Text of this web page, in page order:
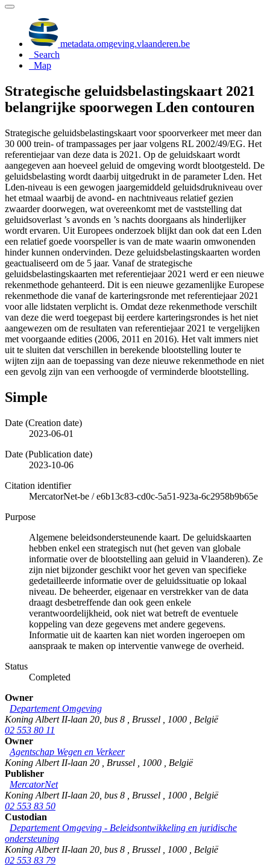
metadata.omgeving.vlaanderen.be
Search
Map
Strategische geluidsbelastingskaart 2021
belangrijke spoorwegen Lden contouren
Strategische geluidsbelastingskaart voor spoorverkeer met meer dan
30 000 trein- of trampassages per jaar volgens RL 2002/49/EG. Het
referentiejaar van deze data is 2021. Op de geluidskaart wordt
aangegeven aan hoeveel geluid de omgeving wordt blootgesteld. De
geluidsbelasting wordt daarbij uitgedrukt in de parameter Lden. Het
Lden-niveau is een gewogen jaargemiddeld geluidsdrukniveau over
het etmaal waarbij de avond- en nachtniveaus relatief gezien
zwaarder doorwegen, wat overeenkomt met de vaststelling dat
geluidsoverlast ’s avonds en ’s nachts doorgaans als hinderlijker
wordt ervaren. Uit Europees onderzoek blijkt dan ook dat een Lden
een relatief goede voorspeller is van de mate waarin omwonenden
hinder kunnen ondervinden. Deze geluidsbelastingskaarten worden
geactualiseerd om de 5 jaar. Vanaf de strategische
geluidsbelastingskaarten met referentiejaar 2021 werd er een nieuwe
rekenmethode gehanteerd. Dit is een nieuwe gezamenlijke Europese
rekenmethode die vanaf de karteringsronde met referentiejaar 2021
voor alle lidstaten verplicht is. Omdat deze rekenmethode verschilt
van deze die werd toegepast bij eerdere karteringsrondes is het niet
aangewezen om de resultaten van referentiejaar 2021 te vergelijken
met voorgaande edities (2006, 2011 en 2016). Het valt immers niet
uit te sluiten dat verschillen in berekende blootstelling louter te
wijten zijn aan de toepassing van deze nieuwe rekenmethode en niet
een gevolg zijn van een verhoogde of verminderde blootstelling.
Simple
Date (Creation date)
2023-06-01
Date (Publication date)
2023-10-06
Citation identifier
MercatorNet-be /e6b13c83-cd0c-5a51-923a-6c2958b9b65e
Purpose
Algemene beleidsondersteunende kaart. De geluidskaarten
hebben enkel een strategisch nut (het geven van globale
informatie over de blootstelling aan geluid in Vlaanderen). Ze
zijn niet bijzonder geschikt voor het geven van specifieke
gedetailleerde informatie over de geluidssituatie op lokaal
niveau. De beheerder, eigenaar en verstrekker van de data
draagt desbetreffende dan ook geen enkele
verantwoordelijkheid, ook niet wat betreft de eventuele
koppeling van deze gegevens met andere gegevens.
Informatie uit de kaarten kan niet worden ingeroepen om
aanspraak te maken op interventie vanwege de overheid.
Status
Completed
Owner
Departement Omgeving
Koning Albert II-laan 20, bus 8
Brussel 1000
België
02 553 80 11
Owner
Agentschap Wegen en Verkeer
Koning Albert II-laan 20
Brussel 1000
België
Publisher
MercatorNet
Koning Albert II-laan 20, bus 8
Brussel 1000
België
02 553 83 50
Custodian
Departement Omgeving - Beleidsontwikkeling en juridische
ondersteuning
Koning Albert II-laan 20, bus 8
Brussel 1000
België
02 553 83 79